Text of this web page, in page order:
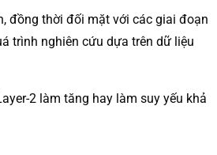
đồng thời đối mặt với các giai đoạn
trình nghiên cứu dựa trên dữ liệu
2 làm tăng hay làm suy yếu khả